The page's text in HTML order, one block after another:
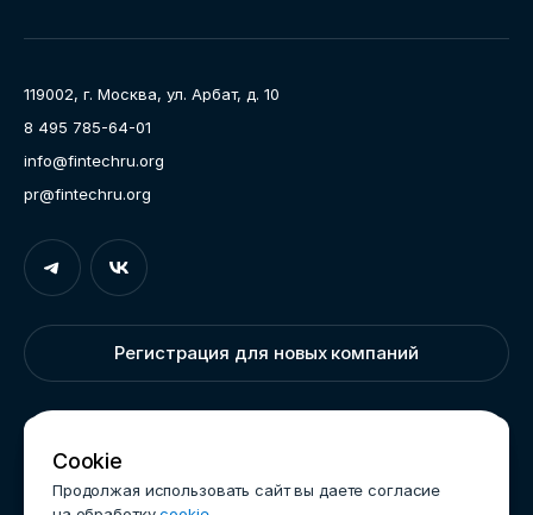
Карьера
Контакты
Документы
119002, г. Москва, ул. Арбат, д. 10
8 495 785-64-01
info@fintechru.org
pr@fintechru.org
Регистрация для новых компаний
Cookie
Продолжая использовать сайт вы даете согласие
Вход
Укажите вашу корпоративную почту. На неё мы вышлем
ссылку для входа